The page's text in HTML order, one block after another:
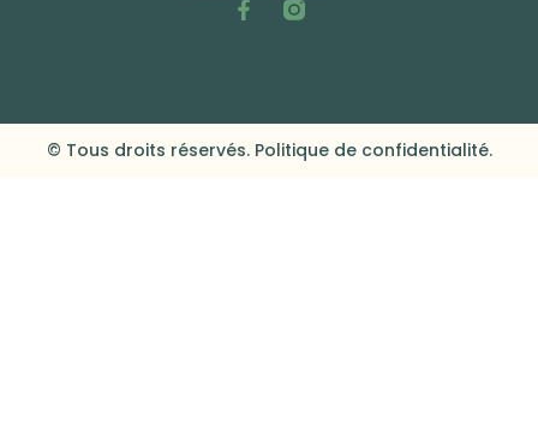
© Tous droits réservés. Politique de confidentialité.